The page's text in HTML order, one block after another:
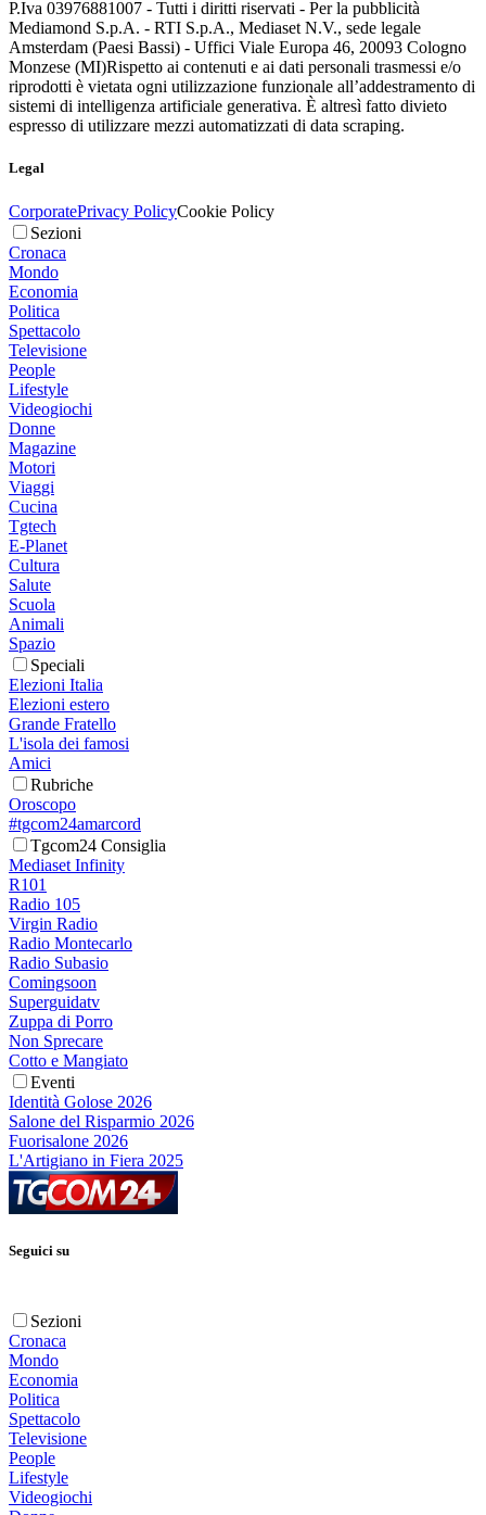
P.Iva 03976881007 - Tutti i diritti riservati - Per la pubblicità
Mediamond S.p.A. - RTI S.p.A., Mediaset N.V., sede legale
Amsterdam (Paesi Bassi) - Uffici Viale Europa 46, 20093 Cologno
Monzese (MI)Rispetto ai contenuti e ai dati personali trasmessi e/o
riprodotti è vietata ogni utilizzazione funzionale all’addestramento di
sistemi di intelligenza artificiale generativa. È altresì fatto divieto
espresso di utilizzare mezzi automatizzati di data scraping.
Legal
CorporatePrivacy PolicyCookie Policy
Sezioni
Cronaca
Mondo
Economia
Politica
Spettacolo
Televisione
People
Lifestyle
Videogiochi
Donne
Magazine
Motori
Viaggi
Cucina
Tgtech
E-Planet
Cultura
Salute
Scuola
Animali
Spazio
Speciali
Elezioni Italia
Elezioni estero
Grande Fratello
L'isola dei famosi
Amici
Rubriche
Oroscopo
#tgcom24amarcord
Tgcom24 Consiglia
Mediaset Infinity
R101
Radio 105
Virgin Radio
Radio Montecarlo
Radio Subasio
Comingsoon
Superguidatv
Zuppa di Porro
Non Sprecare
Cotto e Mangiato
Eventi
Identità Golose 2026
Salone del Risparmio 2026
Fuorisalone 2026
L'Artigiano in Fiera 2025
Seguici su
Sezioni
Cronaca
Mondo
Economia
Politica
Spettacolo
Televisione
People
Lifestyle
Videogiochi